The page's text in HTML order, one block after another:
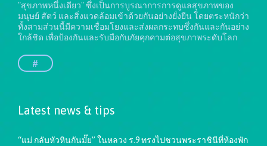
"สุขภาพหนึ่งเดียว" ซึ่งเป็นการบูรณาการการดูแลสุขภาพของ
มนุษย์ สัตว์ และสิ่งแวดล้อมเข้าด้วยกันอย่างยั่งยืนโดยตระหนักว่า
ทั้งสามส่วนนี้มีความเชื่อมโยงและส่งผลกระทบซึ่งกันและกันอย่าง
ใกล้ชิด เพื่อป้องกันและรับมือกับภัยคุกคามต่อสุขภาพระดับโลก
#
Latest news & tips
“แม่ กลับหัวหินกันมั๊ย” ในหลวง ร.9 ทรงไปชวนพระราชินีที่ห้องพัก